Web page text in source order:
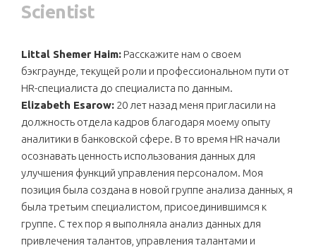
Scientist
Littal Shemer Haim: Расскажите нам о своем
бэкграунде, текущей роли и профессиональном пути от
HR-специалиста до специалиста по данным.
Elizabeth Esarow: 20 лет назад меня пригласили на
должность отдела кадров благодаря моему опыту
аналитики в банковской сфере. В то время HR начали
осознавать ценность использования данных для
улучшения функций управления персоналом. Моя
позиция была создана в новой группе анализа данных, я
была третьим специалистом, присоединившимся к
группе. С тех пор я выполняла анализ данных для
привлечения талантов, управления талантами и